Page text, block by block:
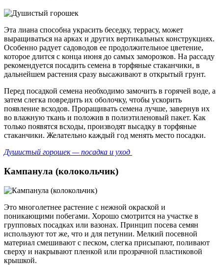
Эта лиана способна украсить беседку, террасу, может
выращиваться на арках и других вертикальных конструкциях.
Особенно радует садоводов ее продолжительное цветение,
которое длится с конца июня до самых заморозков. На рассаду
рекомендуется посадить семена в торфяные стаканчики, в
дальнейшем растения сразу высаживают в открытый грунт.
Перед посадкой семена необходимо замочить в горячей воде, а
затем слегка повредить их оболочку, чтобы ускорить
появление всходов. Проращивать семена лучше, завернув их
во влажную ткань и положив в полиэтиленовый пакет. Как
только появятся всходы, производят высадку в торфяные
стаканчики. Желательно каждый год менять место посадки.
Душистый горошек — посадка и уход
Кампанула (колокольчик)
Это многолетнее растение с нежной окраской и
поникающими побегами. Хорошо смотрится на участке в
групповых посадках или вазонах. Принцип посева семян
используют тот же, что и для петунии. Мелкий посевной
материал смешивают с песком, слегка присыпают, поливают
сверху и накрывают пленкой или прозрачной пластиковой
крышкой.